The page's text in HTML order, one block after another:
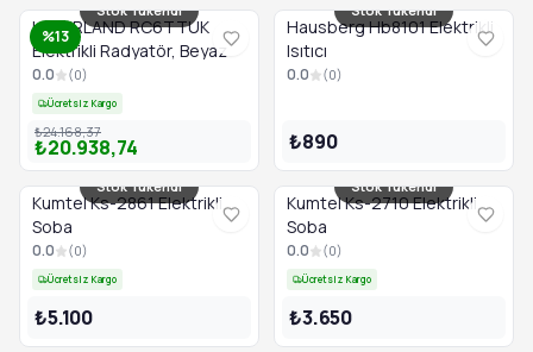
Stok Tükendi
%13
HAVERLAND RC6TTUK
Elektrikli Radyatör, Beyaz
0.0 (0)
Ücretsiz Kargo
₺24.168,37
₺20.938,74
Stok Tükendi
Hausberg Hb8101 Elektrikli
Isıtıcı
0.0 (0)
₺890
Stok Tükendi
Kumtel Ks-2861 Elektrikli
Soba
0.0 (0)
Ücretsiz Kargo
₺5.100
Stok Tükendi
Kumtel Ks-2710 Elektrikli
Soba
0.0 (0)
Ücretsiz Kargo
₺3.650